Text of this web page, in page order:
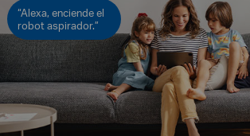
“Alexa, enciende el
robot aspirador.”